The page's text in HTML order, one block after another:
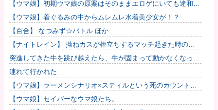
【ウマ娘】初期ウマ娘の原案はそのままエロゲにいても違和感
がないんだ。
【ウマ娘】着ぐるみの中からムレムレ水着美少女が！？
【百合】 なつみず☆バトル ほか
【ナイトレイン】 拗ねカスが棒立ちするマッチ起きた時の対
処法
突進してきた牛を跳び越えたら、牛が固まって動かなくなった
闘牛場の映像【海外の反応】
連れて行かれた
【ウマ娘】ラーメンシナリオ×スティルという死のカウントダ
ウン
【ウマ娘】セイバーなウマ娘たち。